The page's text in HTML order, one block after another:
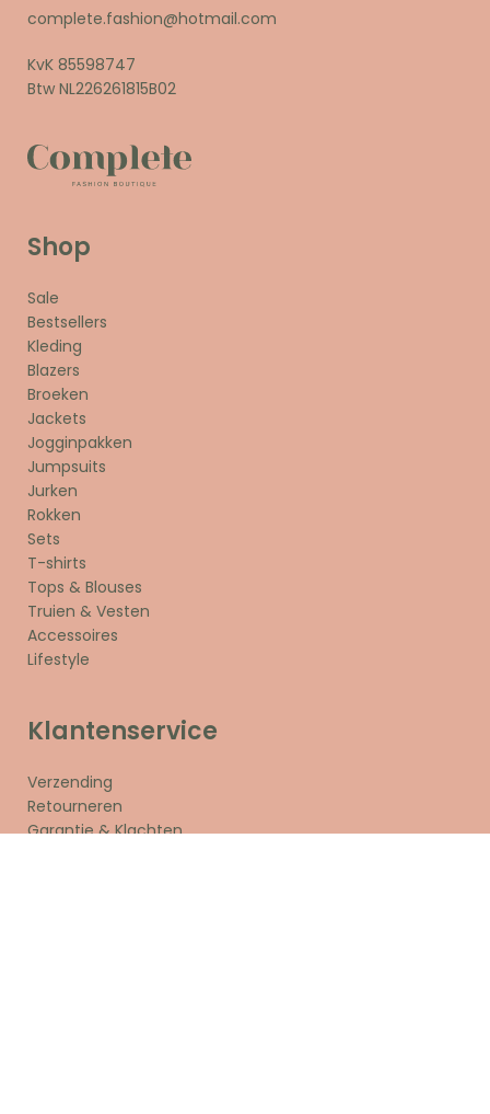
complete.fashion@hotmail.com
KvK 85598747
Btw NL226261815B02
Shop
Sale
Bestsellers
Kleding
Blazers
Broeken
Jackets
Jogginpakken
Jumpsuits
Jurken
Rokken
Sets
T-shirts
Tops & Blouses
Truien & Vesten
Accessoires
Lifestyle
Klantenservice
Verzending
Retourneren
Garantie & Klachten